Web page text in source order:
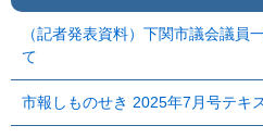
（記者発表資料）下関市議会議員
て
市報しものせき 2025年7月号テキ